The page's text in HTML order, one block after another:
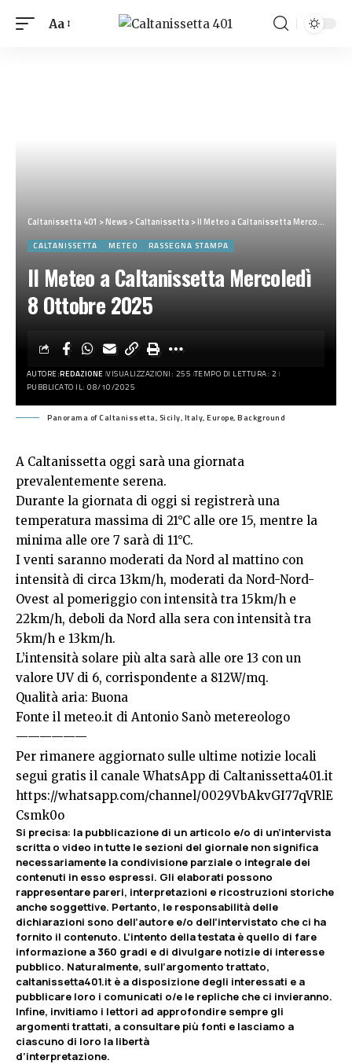
Aa
Caltanissetta 401 >News>Caltanissetta>Il Meteo a Caltanissetta Mercoledì 8 Ottobre 2025
CALTANISSETTA METEO RASSEGNA STAMPA
Il Meteo a Caltanissetta Mercoledì
8 Ottobre 2025
AUTORE:REDAZIONE VISUALIZZAZIONI: 255 TEMPO DI LETTURA: 2
PUBBLICATO IL: 08/10/2025
Panorama of Caltanissetta, Sicily, Italy, Europe, Background
A Caltanissetta oggi sarà una giornata
prevalentemente serena.
Durante la giornata di oggi si registrerà una
temperatura massima di 21°C alle ore 15, mentre la
minima alle ore 7 sarà di 11°C.
I venti saranno moderati da Nord al mattino con
intensità di circa 13km/h, moderati da Nord-Nord-
Ovest al pomeriggio con intensità tra 15km/h e
22km/h, deboli da Nord alla sera con intensità tra
5km/h e 13km/h.
L’intensità solare più alta sarà alle ore 13 con un
valore UV di 6, corrispondente a 812W/mq.
Qualità aria: Buona
Fonte il meteo.it di Antonio Sanò metereologo
——————
Per rimanere aggiornato sulle ultime notizie locali
segui gratis il canale WhatsApp di Caltanissetta401.it
https://whatsapp.com/channel/0029VbAkvGI77qVRlE
Csmk0o
Si precisa: la pubblicazione di un articolo e/o di un’intervista
scritta o video in tutte le sezioni del giornale non significa
necessariamente la condivisione parziale o integrale dei
contenuti in esso espressi. Gli elaborati possono
rappresentare pareri, interpretazioni e ricostruzioni storiche
anche soggettive. Pertanto, le responsabilità delle
dichiarazioni sono dell’autore e/o dell’intervistato che ci ha
fornito il contenuto. L’intento della testata è quello di fare
informazione a 360 gradi e di divulgare notizie di interesse
pubblico. Naturalmente, sull’argomento trattato,
caltanissetta401.it è a disposizione degli interessati e a
pubblicare loro i comunicati o/e le repliche che ci invieranno.
Infine, invitiamo i lettori ad approfondire sempre gli
argomenti trattati, a consultare più fonti e lasciamo a
ciascuno di loro la libertà
d’interpretazione.